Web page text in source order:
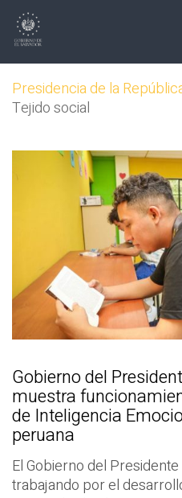
Presidencia de la
Tejido social
Gobierno del
muestra
de Inteligencia
peruana
El Gobierno del
trabajando por el